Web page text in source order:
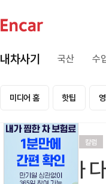
내차사기 국산 수
미디어 홈 핫팁
칼럼
뭐가